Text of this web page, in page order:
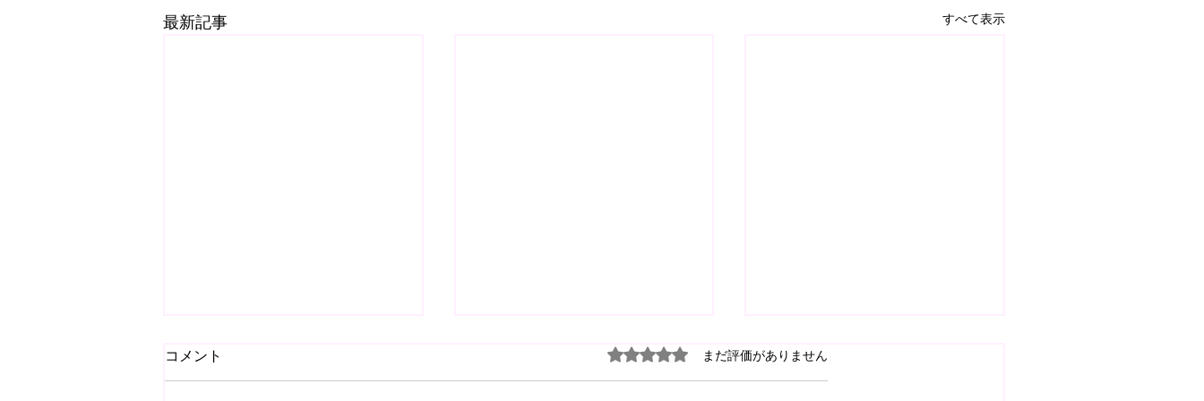
最新記事 すべて表示
コメント 5つ星のうち0と評価されています。
まだ評価がありません